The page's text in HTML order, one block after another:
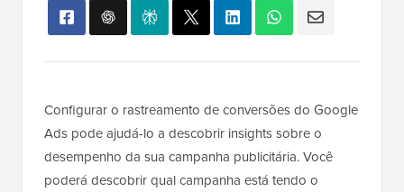
Configurar o rastreamento de conversões do Google
Ads pode ajudá-lo a descobrir insights sobre o
desempenho da sua campanha publicitária. Você
poderá descobrir qual campanha está tendo o